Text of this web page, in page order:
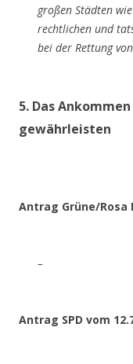
großen Städten
rechtlichen und
bei der Rettung
5. Das
gewährleisten
Antrag Grüne/Rosa
–
Antrag SPD vom